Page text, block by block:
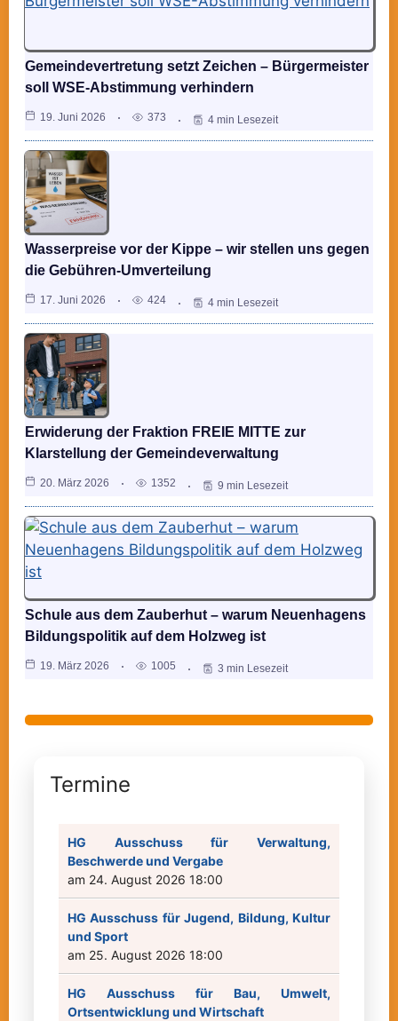
Gemeindevertretung setzt Zeichen – Bürgermeister
soll WSE-Abstimmung verhindern
19. Juni 2026 373 4 min Lesezeit
Wasserpreise vor der Kippe – wir stellen uns gegen
die Gebühren-Umverteilung
17. Juni 2026 424 4 min Lesezeit
Erwiderung der Fraktion FREIE MITTE zur
Klarstellung der Gemeindeverwaltung
20. März 2026 1352 9 min Lesezeit
Schule aus dem Zauberhut – warum Neuenhagens
Bildungspolitik auf dem Holzweg ist
19. März 2026 1005 3 min Lesezeit
Termine
HG Ausschuss für Verwaltung,
Beschwerde und Vergabe
am 24. August 2026 18:00
HG Ausschuss für Jugend, Bildung, Kultur
und Sport
am 25. August 2026 18:00
HG Ausschuss für Bau, Umwelt,
Ortsentwicklung und Wirtschaft